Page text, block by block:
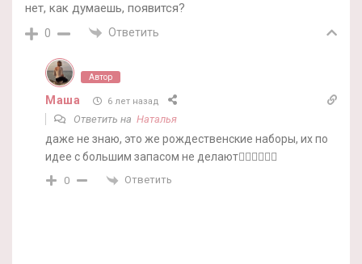
нет, как думаешь, появится?
0 Ответить
Автор
Маша 6 лет назад
Ответить на Наталья
даже не знаю, это же рождественские наборы, их по
идее с большим запасом не делают🤷‍♀️🤷‍♀️🤷‍♀️
0 Ответить